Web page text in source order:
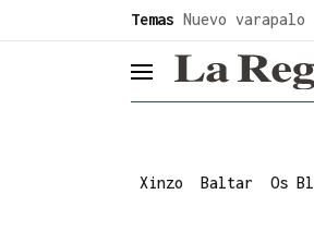
Temas Nuevo varapalo
header.menu.open
Xinzo Baltar Os